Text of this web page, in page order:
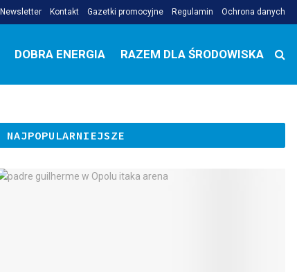
Newsletter Kontakt Gazetki promocyjne Regulamin Ochrona danych
DOBRA ENERGIA RAZEM DLA ŚRODOWISKA
NAJPOPULARNIEJSZE